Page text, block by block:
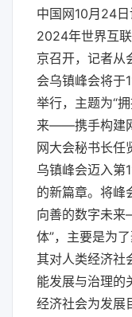
中国网10月24日
2024年世界互
京召开，记者从
会乌镇峰会将于
举行，主题为“
来——携手构建
网大会秘书长任
乌镇峰会迈入第
的新篇章。将峰
向善的数字未
体”，主要是为
其对人类经济社
能发展与治理的
经济社会为发展